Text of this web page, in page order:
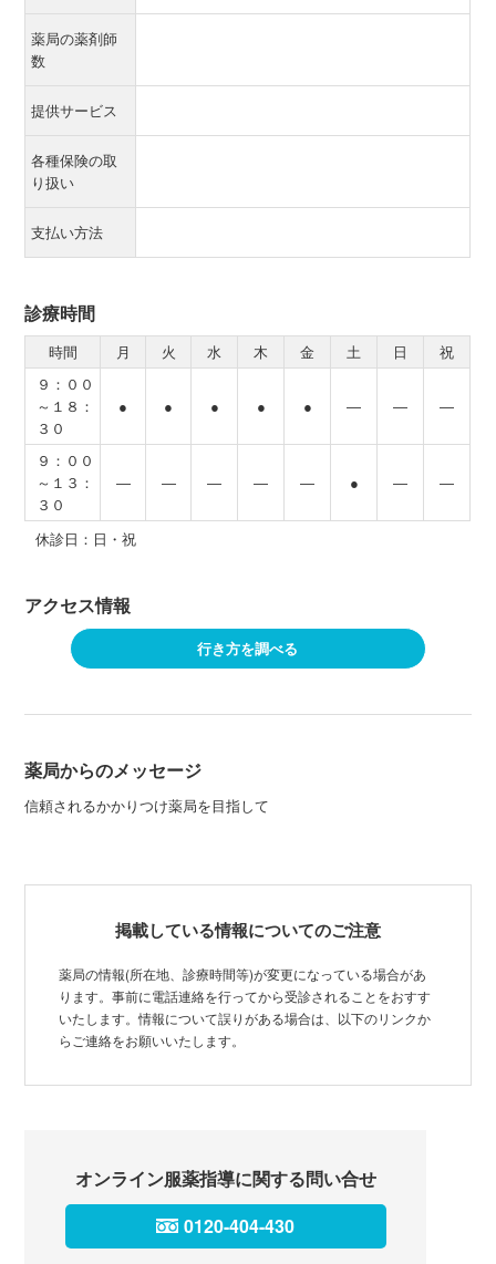
薬局の薬剤師
数
提供サービス
各種保険の取
り扱い
支払い方法
診療時間
時間 月 火 水 木 金 土 日
祝
９：００
～１８：
３０
● ● ● ● ● ― ― ―
９：００
～１３：
３０
― ― ― ― ― ● ― ―
休診日：日・祝
アクセス情報
行き方を調べる
薬局からのメッセージ
信頼されるかかりつけ薬局を目指して
掲載している情報についてのご注意
薬局の情報(所在地、診療時間等)が変更になっている場合があ
ります。事前に電話連絡を行ってから受診されることをおすす
いたします。情報について誤りがある場合は、以下のリンクか
らご連絡をお願いいたします。
オンライン服薬指導に関する問い合せ
0120-404-430